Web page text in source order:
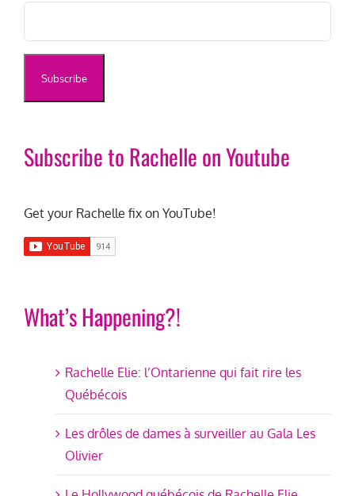
Subscribe to Rachelle on Youtube
Get your Rachelle fix on YouTube!
What’s Happening?!
Rachelle Elie: l’Ontarienne qui fait rire les
Québécois
Les drôles de dames à surveiller au Gala Les
Olivier